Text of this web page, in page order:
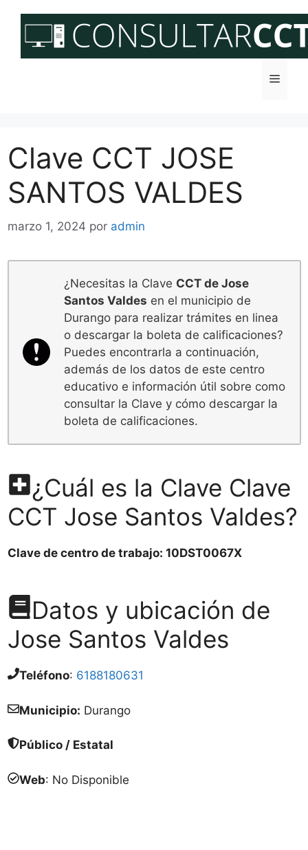
contenido
Menú
Clave CCT JOSE
SANTOS VALDES
marzo 1, 2024 por admin
¿Necesitas la Clave CCT de Jose
Santos Valdes en el municipio de
Durango para realizar trámites en linea
o descargar la boleta de calificaciones?
Puedes encontrarla a continuación,
además de los datos de este centro
educativo e información útil sobre como
consultar la Clave y cómo descargar la
boleta de calificaciones.
¿Cuál es la Clave Clave
CCT Jose Santos Valdes?
Clave de centro de trabajo: 10DST0067X
Datos y ubicación de
Jose Santos Valdes
Teléfono: 6188180631
Municipio: Durango
Público / Estatal
Web: No Disponible